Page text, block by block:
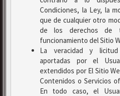
Condiciones, la Ley, la
que de cualquier otro
de los derechos de
funcionamiento del Sitio
La veracidad y
aportadas por el
extendidos por El Sitio
Contenidos o Servicios
En todo caso, el